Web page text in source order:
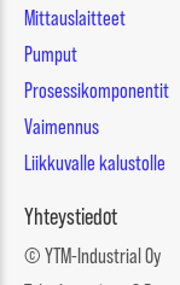
Mittauslaitteet
Pumput
Prosessikomponentit
Vaimennus
Liikkuvalle kalustolle
Yhteystiedot
© YTM-Industrial Oy